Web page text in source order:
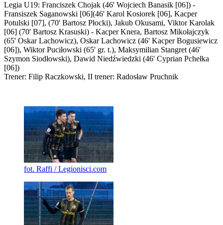
Legia U19: Franciszek Chojak (46' Wojciech Banasik [06]) -
Fransiszek Saganowski [06](46' Karol Kosiorek [06], Kacper
Potulski [07], (70' Bartosz Płocki), Jakub Okusami, Viktor Karolak
[06] (70' Bartosz Krasuski) - Kacper Knera, Bartosz Mikołajczyk
(65' Oskar Lachowicz), Oskar Lachowicz (46' Kacper Bogusiewicz
[06]), Wiktor Puciłowski (65' gr. t.), Maksymilian Stangret (46'
Szymon Siodłowski), Dawid Niedźwiedzki (46' Cyprian Pchełka
[06])
Trener: Filip Raczkowski, II trener: Radosław Pruchnik
fot. Raffi / Legionisci.com